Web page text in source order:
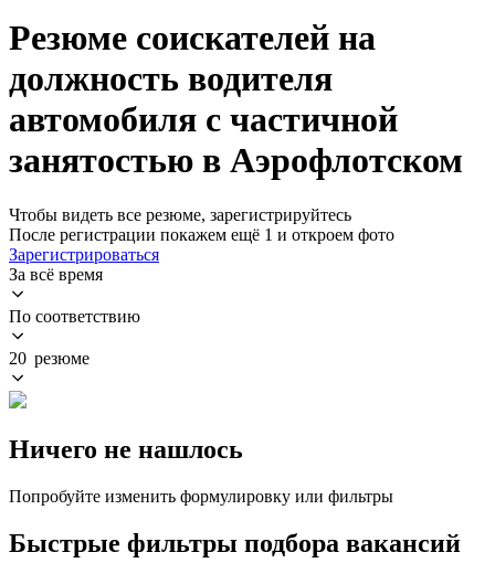
Резюме соискателей на
должность водителя
автомобиля с частичной
занятостью в Аэрофлотском
Чтобы видеть все резюме, зарегистрируйтесь
После регистрации покажем ещё 1 и откроем фото
Зарегистрироваться
За всё время
По соответствию
20 резюме
Ничего не нашлось
Попробуйте изменить формулировку или фильтры
Быстрые фильтры подбора вакансий